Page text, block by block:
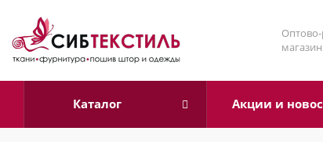
магазин
Каталог Акции и